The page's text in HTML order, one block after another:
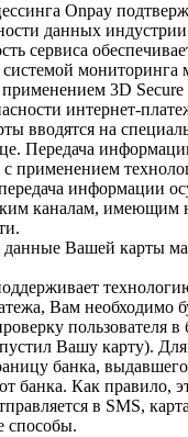
Onpay
данных
сервиса
системой
3D
интернет-
вводятся на
Передача
с применением
информации
каналам, имеющим
данные Вашей карты
Вам необходимо
пользователя в
Вашу карту). Для
банка,
банка. Как правило,
в SMS,
способы.